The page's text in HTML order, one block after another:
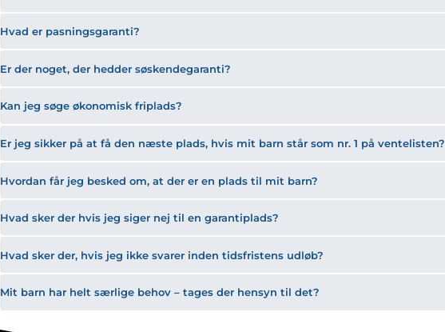
Hvad er pasningsgaranti?
Er der noget, der hedder søskendegaranti?
Kan jeg søge økonomisk friplads?
Er jeg sikker på at få den næste plads, hvis mit barn står som nr. 1 på ventelisten?
Hvordan får jeg besked om, at der er en plads til mit barn?
Hvad sker der hvis jeg siger nej til en garantiplads?
Hvad sker der, hvis jeg ikke svarer inden tidsfristens udløb?
Mit barn har helt særlige behov – tages der hensyn til det?